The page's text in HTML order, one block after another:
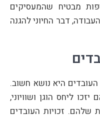
מבטיח שהמעסיקים
דבר החיוני להגנה
היא נושא חשוב.
ליחס הוגן ושוויוני,
שלהם. זכויות העובדים